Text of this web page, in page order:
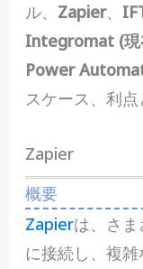
ル、 Zapier、
Integromat (
Power
スケース、利点
Zapier
概要
Zapierは、さ
に接続し、複